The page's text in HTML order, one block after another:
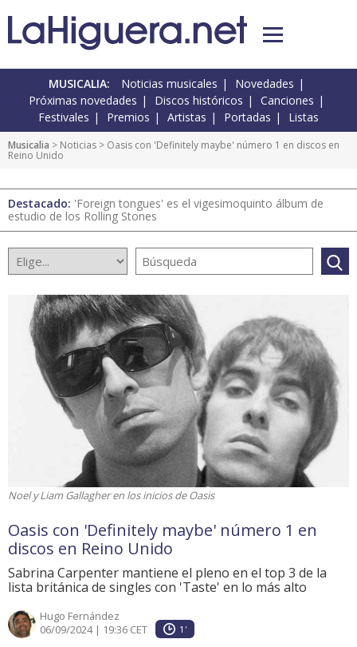
MUSICALIA: Noticias musicales
Novedades
Próximas novedades
Discos históricos
Canciones
Festivales
Premios Artistas Portadas Listas
Musicalia > Noticias > Oasis con 'Definitely maybe' número 1 en discos en
Reino Unido
Destacado: 'Foreign tongues' es el vigesimoquinto álbum de
estudio de los Rolling Stones
Noel y Liam Gallagher en los inicios de Oasis
Oasis con 'Definitely maybe' número 1 en
discos en Reino Unido
Sabrina Carpenter mantiene el pleno en el top 3 de la
lista británica de singles con 'Taste' en lo más alto
Hugo Fernández
06/09/2024 | 19:36 CET
1'